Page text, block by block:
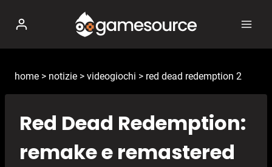
contenuto
home > notizie > videogiochi > red dead redemption 2
Red Dead Redemption:
remake e remastered